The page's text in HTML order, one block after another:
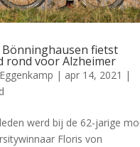
Bönninghausen fietst
rond voor Alzheimer
| apr 14, 2021 |
werd bij de 62-jarige
Floris von